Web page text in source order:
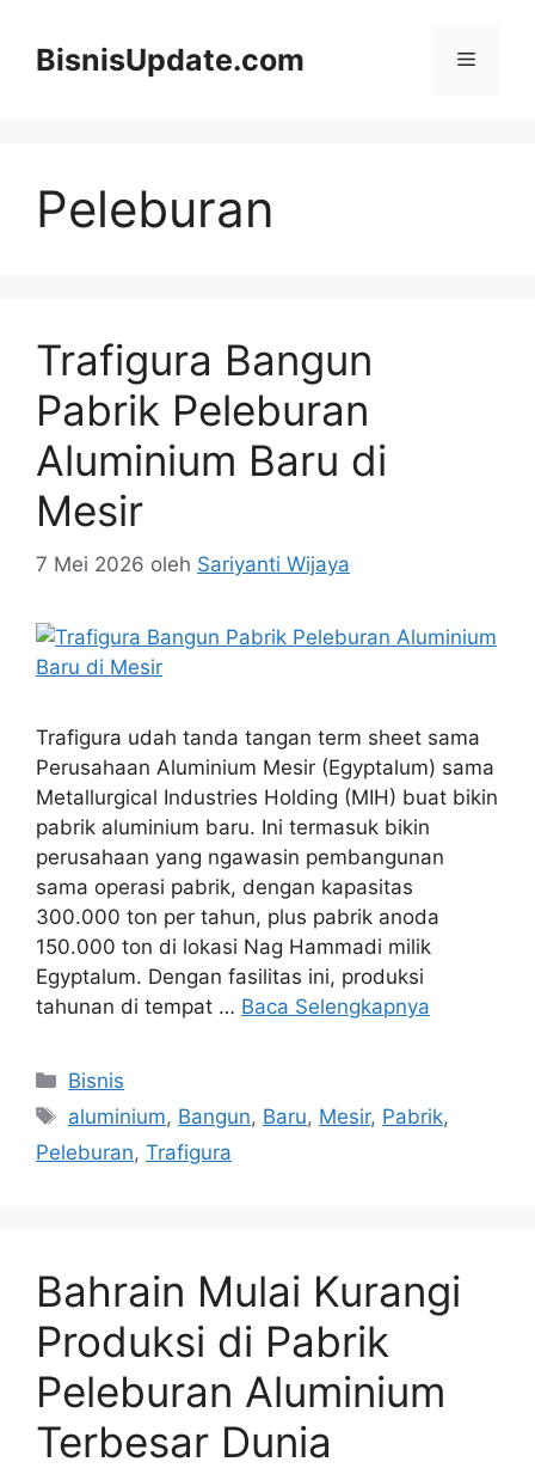
BisnisUpdate.com Menu
Peleburan
Trafigura Bangun
Pabrik Peleburan
Aluminium Baru di
Mesir
7 Mei 2026 oleh Sariyanti Wijaya
Trafigura udah tanda tangan term sheet sama
Perusahaan Aluminium Mesir (Egyptalum) sama
Metallurgical Industries Holding (MIH) buat bikin
pabrik aluminium baru. Ini termasuk bikin
perusahaan yang ngawasin pembangunan
sama operasi pabrik, dengan kapasitas
300.000 ton per tahun, plus pabrik anoda
150.000 ton di lokasi Nag Hammadi milik
Egyptalum. Dengan fasilitas ini, produksi
tahunan di tempat … Baca Selengkapnya
Kategori
Bisnis
Tag
aluminium, Bangun, Baru, Mesir, Pabrik,
Peleburan, Trafigura
Bahrain Mulai Kurangi
Produksi di Pabrik
Peleburan Aluminium
Terbesar Dunia